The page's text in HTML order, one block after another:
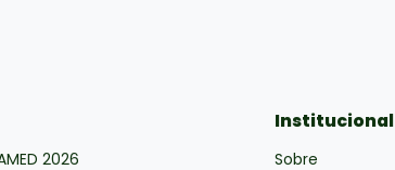
2026
Institucional
Sobre